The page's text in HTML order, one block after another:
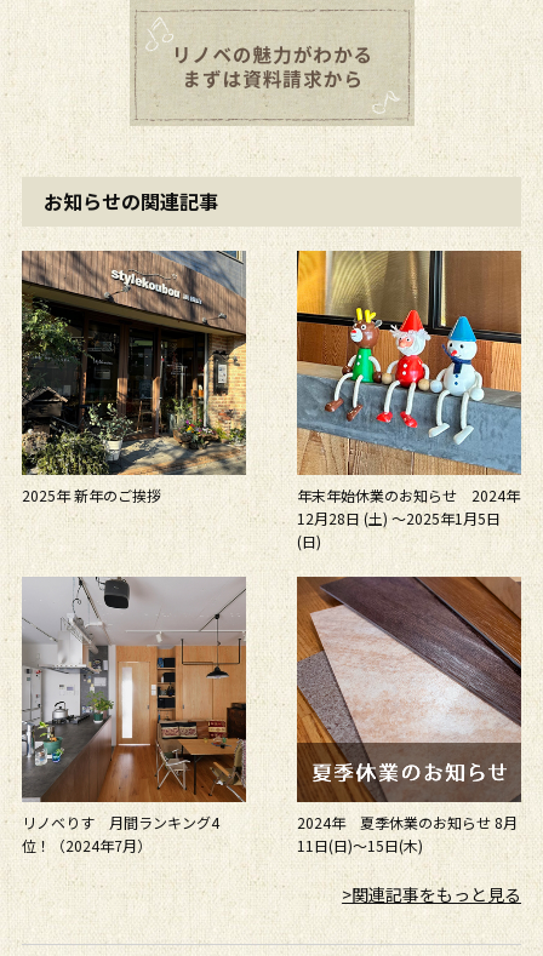
お知らせの関連記事
2025年 新年のご挨拶
年末年始休業のお知らせ 2024年
12月28日 (土) ～2025年1月5日
(日)
リノベりす 月間ランキング4
位！（2024年7月）
2024年 夏季休業のお知らせ 8月
11日(日)～15日(木)
>関連記事をもっと見る